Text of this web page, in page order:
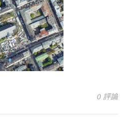
0 評論